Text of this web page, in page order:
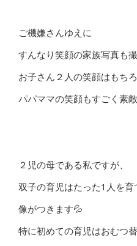
ご機嫌さんゆえに
すんなり笑顔の家族写真も
お子さん２人の笑顔はもちろ
パパママの笑顔もすごく素敵
２児の母である私ですが、
双子の育児はたった1人を
像がつきます💦
特に初めての育児はおむつ